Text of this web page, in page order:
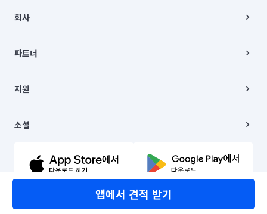
앱에서 견적 받기
00019 |
주소 | 본사: 서울특별시 종로구 율곡로 6(중학동, 트윈트리빌딩) B동 5층
컨택센터 : 서울특별시 종로구 수송동 율곡로 24, 7층, 8층 미소
상품, 상품정보, 거래에 관한 의무와 책임은 거래당사자에게 있습니다.
언론 보도 관련 문의:
© 유한회사 미소. Miso, Inc. All Rights Reserved.
회사
채용
파트너
이사
지원
이용약관
문의하기
소셜
유튜브